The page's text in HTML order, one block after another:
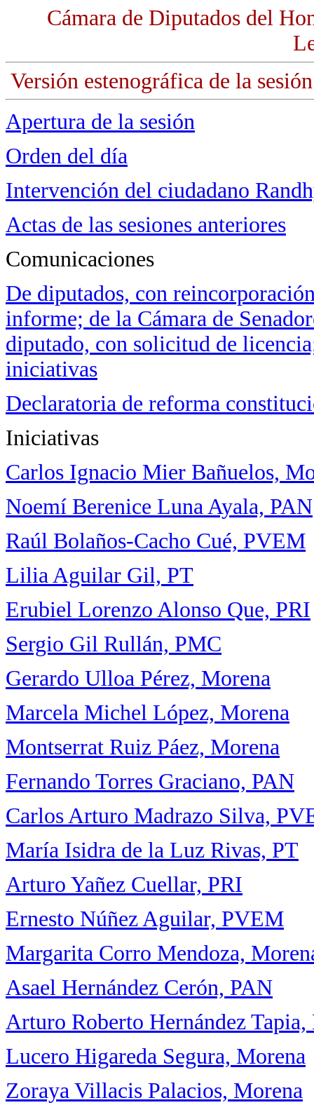
Cámara de Diputados del
Versión estenográfica de la
Apertura de la sesión
Orden del día
Intervención del ciudadano
Actas de las sesiones anteriores
Comunicaciones
De diputados, con
informe; de la Cámara de
diputado, con solicitud de
iniciativas
Declaratoria de reforma
Iniciativas
Carlos Ignacio Mier Bañuelos,
Noemí Berenice Luna Ayala, PAN
Raúl Bolaños-Cacho Cué, PVEM
Lilia Aguilar Gil, PT
Erubiel Lorenzo Alonso Que, PRI
Sergio Gil Rullán, PMC
Gerardo Ulloa Pérez, Morena
Marcela Michel López, Morena
Montserrat Ruiz Páez, Morena
Fernando Torres Graciano, PAN
Carlos Arturo Madrazo Silva,
María Isidra de la Luz Rivas, PT
Arturo Yañez Cuellar, PRI
Ernesto Núñez Aguilar, PVEM
Margarita Corro Mendoza,
Asael Hernández Cerón, PAN
Arturo Roberto Hernández Tapia,
Lucero Higareda Segura, Morena
Zoraya Villacis Palacios, Morena